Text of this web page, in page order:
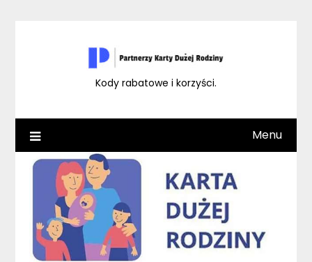
Kody rabatowe i korzyści.
Menu